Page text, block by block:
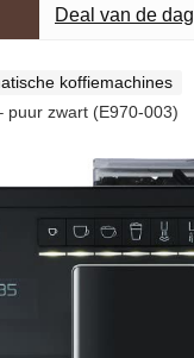
Deal van de dag
koffiemachines
puur zwart (E970-003)